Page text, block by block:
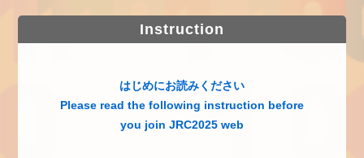
Instruction
はじめにお読みください
Please read the following instruction before
you join JRC2025 web